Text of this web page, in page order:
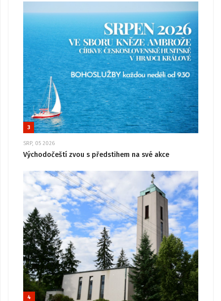
3
SRP, 05 2026
Východočeští zvou s předstihem na své akce
4